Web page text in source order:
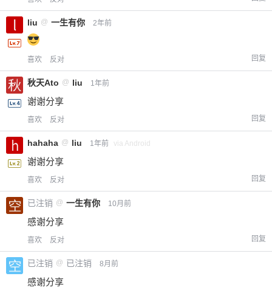
liu @ 一生有你 2年前
喜欢 反对 回复
秋天Ato @ liu 1年前
谢谢分享
喜欢 反对 回复
hahaha @ liu 1年前 via Android
谢谢分享
喜欢 反对 回复
已注销 @ 一生有你 10月前
感谢分享
喜欢 反对 回复
已注销 @ 已注销 8月前
感谢分享